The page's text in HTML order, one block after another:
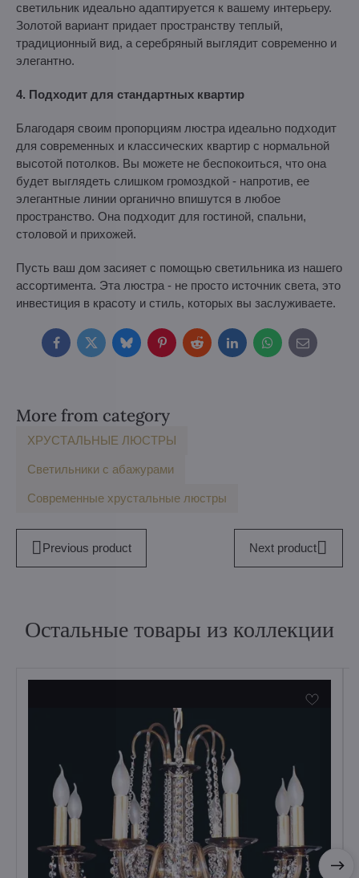
светильник идеально адаптируется к вашему интерьеру.
Золотой вариант придает пространству теплый,
традиционный вид, а серебряный выглядит современно и
элегантно.
4. Подходит для стандартных квартир
Благодаря своим пропорциям люстра идеально подходит
для современных и классических квартир с нормальной
высотой потолков. Вы можете не беспокоиться, что она
будет выглядеть слишком громоздкой - напротив, ее
элегантные линии органично впишутся в любое
пространство. Она подходит для гостиной, спальни,
столовой и прихожей.
Пусть ваш дом засияет с помощью светильника из нашего
ассортимента. Эта люстра - не просто источник света, это
инвестиция в красоту и стиль, которых вы заслуживаете.
FacebookTwitterBlueskyPinterestRedditLinkedInWhatsApp
E-
mail
More from category
ХРУСТАЛЬНЫЕ ЛЮСТРЫ
Светильники с абажурами
Современные хрустальные люстры
Previous product Next product
Остальные товары из коллекции